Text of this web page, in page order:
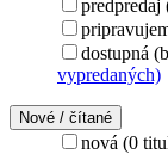
dostupná
vypredaných)
Nové / čítané
nová (0